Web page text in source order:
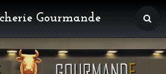
Gourmande